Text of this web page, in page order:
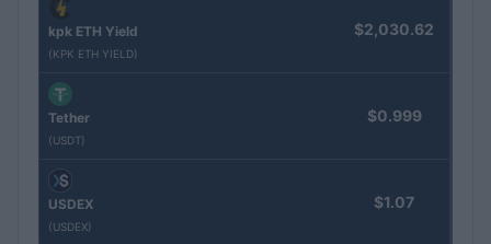
kpk ETH Yield
(KPK ETH YIELD)
$2,030.62
Tether
(USDT)
$0.999
USDEX
(USDEX)
$1.07